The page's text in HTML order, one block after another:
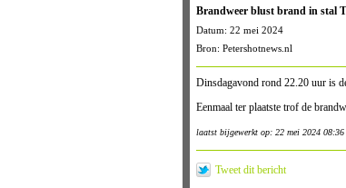
Brandweer blust brand in stal
Datum: 22 mei 2024
Bron: Petershotnews.nl
Dinsdagavond rond 22.20 uur is
Eenmaal ter plaatste trof de
laatst bijgewerkt op: 22 mei 2024 08:36
Tweet dit bericht